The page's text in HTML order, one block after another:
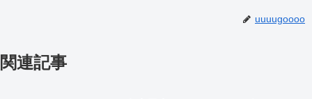
uuuugoooo
関連記事